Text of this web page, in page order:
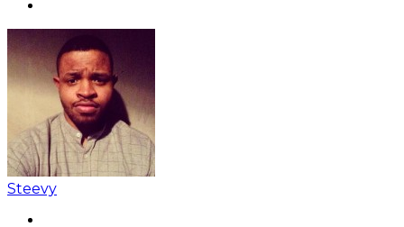
Steevy